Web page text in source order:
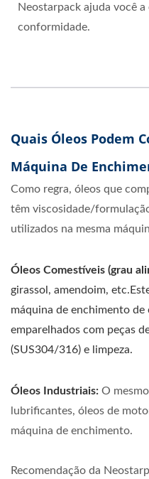
Neostarpack ajuda você
conformidade.
Quais Óleos Podem
Máquina De
Como regra, óleos que
têm viscosidade/
utilizados na mesma
Óleos Comestíveis (grau
girassol, amendoim,
máquina de enchimento
emparelhados com peças
(SUS304/316) e limpeza.
Óleos Industriais: O
lubrificantes, óleos de
máquina de enchimento.
Recomendação da